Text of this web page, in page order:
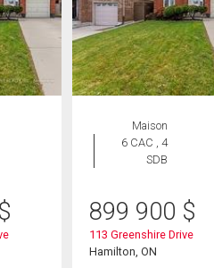
$
Maison
6 CAC , 4
SDB
899 900 $
113 Greenshire Drive
Hamilton, ON